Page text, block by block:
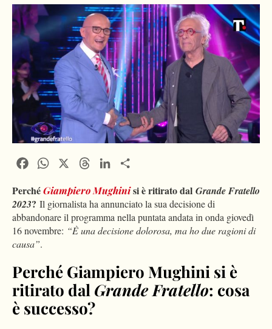
FacebookWhatsApp ThreadsLinkedIn
PerchéGiampiero Mughinisi è ritirato dal Grande Fratello
2023? Il giornalista ha annunciato la sua decisione di
abbandonare il programma nella puntata andata in onda giovedì
16 novembre: “È una decisione dolorosa, ma ho due ragioni di
causa”.
Perché Giampiero Mughini si è
ritirato dal Grande Fratello: cosa
è successo?